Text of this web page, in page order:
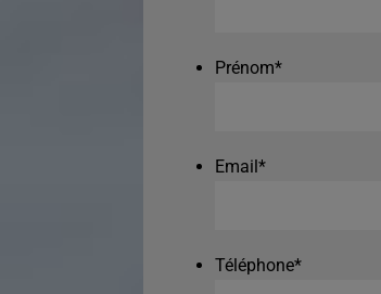
Prénom*
Email*
Téléphone*